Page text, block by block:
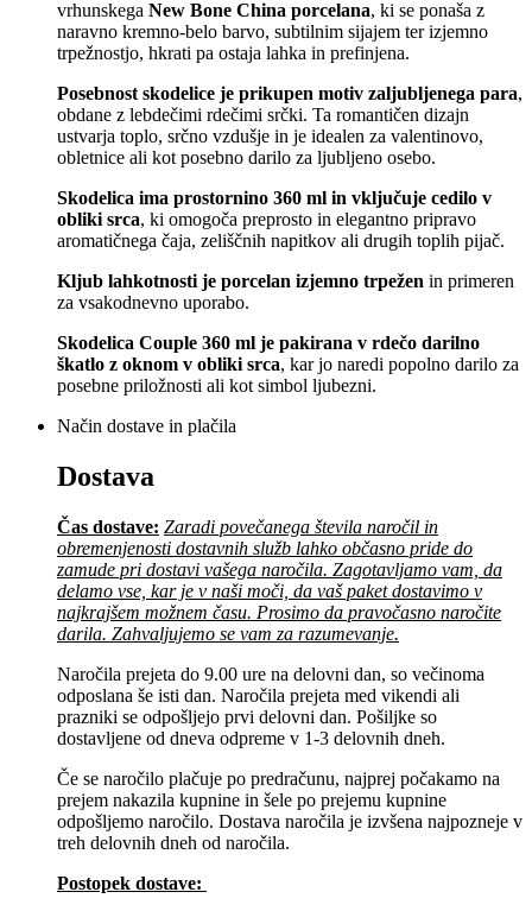
vrhunskega New Bone China porcelana, ki se ponaša z
naravno kremno-belo barvo, subtilnim sijajem ter izjemno
trpežnostjo, hkrati pa ostaja lahka in prefinjena.
Posebnost skodelice je prikupen motiv zaljubljenega para,
obdane z lebdečimi rdečimi srčki. Ta romantičen dizajn
ustvarja toplo, srčno vzdušje in je idealen za valentinovo,
obletnice ali kot posebno darilo za ljubljeno osebo.
Skodelica ima prostornino 360 ml in vključuje cedilo v
obliki srca, ki omogoča preprosto in elegantno pripravo
aromatičnega čaja, zeliščnih napitkov ali drugih toplih pijač.
Kljub lahkotnosti je porcelan izjemno trpežen in primeren
za vsakodnevno uporabo.
Skodelica Couple 360 ml je pakirana v rdečo darilno
škatlo z oknom v obliki srca, kar jo naredi popolno darilo za
posebne priložnosti ali kot simbol ljubezni.
Način dostave in plačila
Dostava
Čas dostave: Zaradi povečanega števila naročil in
obremenjenosti dostavnih služb lahko občasno pride do
zamude pri dostavi vašega naročila. Zagotavljamo vam, da
delamo vse, kar je v naši moči, da vaš paket dostavimo v
najkrajšem možnem času. Prosimo da pravočasno naročite
darila. Zahvaljujemo se vam za razumevanje.
Naročila prejeta do 9.00 ure na delovni dan, so večinoma
odposlana še isti dan. Naročila prejeta med vikendi ali
prazniki se odpošljejo prvi delovni dan. Pošiljke so
dostavljene od dneva odpreme v 1-3 delovnih dneh.
Če se naročilo plačuje po predračunu, najprej počakamo na
prejem nakazila kupnine in šele po prejemu kupnine
odpošljemo naročilo. Dostava naročila je izvšena najpozneje v
treh delovnih dneh od naročila.
Postopek dostave: